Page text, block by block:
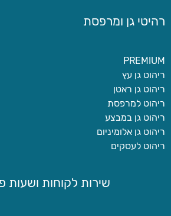
רהיטי גן ומרפסת
PREMIUM
ריהוט גן עץ
ריהוט גן ראטן
ריהוט למרפסת
ריהוט גן במבצע
ריהוט גן אלומיניום
ריהוט לעסקים
שירות לקוחות ושעות